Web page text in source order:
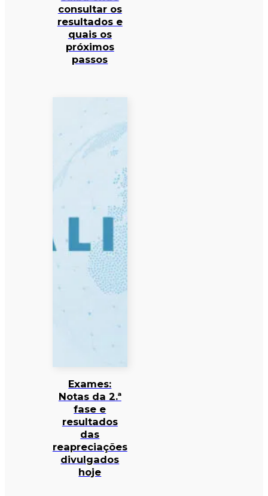
consultar os
resultados e
quais os
próximos
passos
Exames:
Notas da 2.ª
fase e
resultados
das
reapreciações
divulgados
hoje